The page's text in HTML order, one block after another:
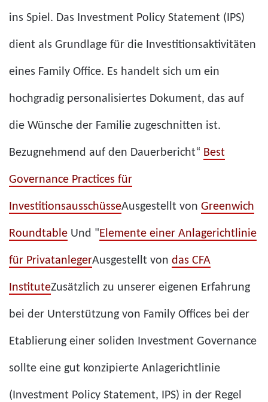
ins Spiel. Das Investment Policy Statement (IPS)
dient als Grundlage für die Investitionsaktivitäten
eines Family Office. Es handelt sich um ein
hochgradig personalisiertes Dokument, das auf
die Wünsche der Familie zugeschnitten ist.
Bezugnehmend auf den Dauerbericht“ Best
Governance Practices für
InvestitionsausschüsseAusgestellt von Greenwich
Roundtable Und " Elemente einer Anlagerichtlinie
für PrivatanlegerAusgestellt von das CFA
InstituteZusätzlich zu unserer eigenen Erfahrung
bei der Unterstützung von Family Offices bei der
Etablierung einer soliden Investment Governance
sollte eine gut konzipierte Anlagerichtlinie
(Investment Policy Statement, IPS) in der Regel